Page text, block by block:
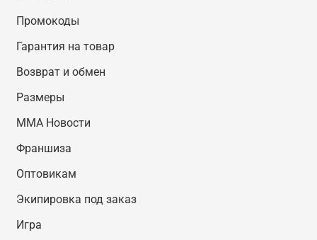
Промокоды
Гарантия на товар
Возврат и обмен
Размеры
MMA Новости
Франшиза
Оптовикам
Экипировка под заказ
Игра